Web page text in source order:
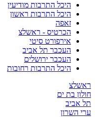
היכל התרבות מודיעין
היכל התרבות ראשון
זאפה
הכרטיס - ראשלצ
אירפורט סיטי
העכבר תל אביב
העכבר ירושלים
היכל התרבות רחובות
בת ים